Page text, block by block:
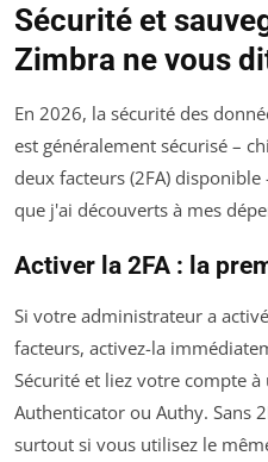
Sécurité et
Zimbra ne vous
En 2026, la sécurité des
est généralement sécurisé –
deux facteurs (2FA)
que j'ai découverts à mes
Activer la 2FA : la
Si votre administrateur a
facteurs, activez-la
Sécurité et liez votre compte
Authenticator ou Authy. Sans
surtout si vous utilisez le